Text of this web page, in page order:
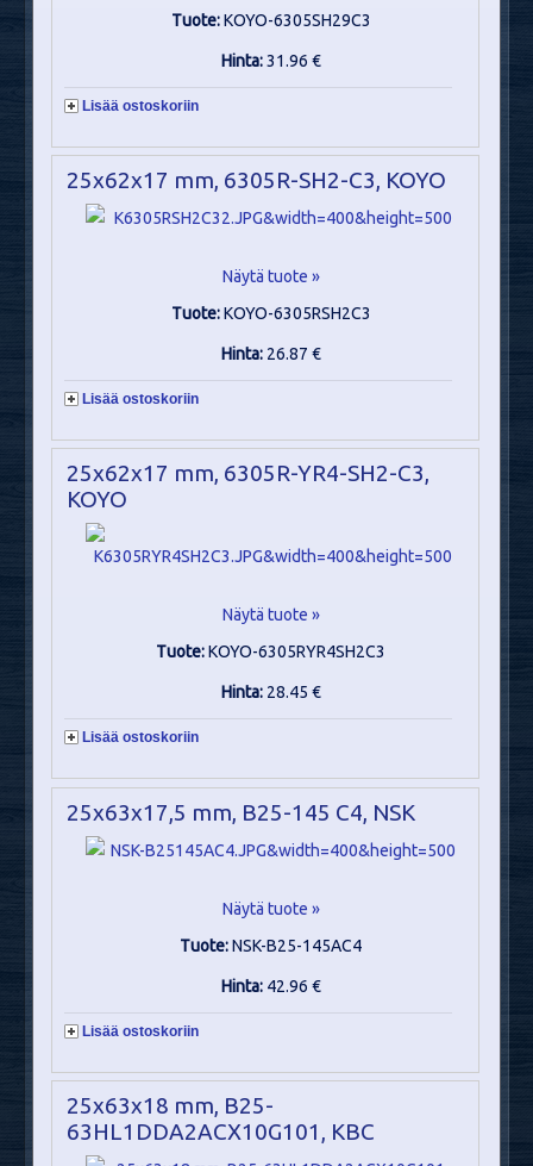
Tuote:KOYO-6305SH29C3
Hinta:31.96 €
Lisää ostoskoriin
25x62x17 mm, 6305R-SH2-C3, KOYO
Näytä tuote »
Tuote:KOYO-6305RSH2C3
Hinta: 26.87 €
Lisää ostoskoriin
25x62x17 mm, 6305R-YR4-SH2-C3,
KOYO
Näytä tuote »
Tuote:KOYO-6305RYR4SH2C3
Hinta: 28.45 €
Lisää ostoskoriin
25x63x17,5 mm, B25-145 C4, NSK
Näytä tuote »
Tuote:NSK-B25-145AC4
Hinta: 42.96 €
Lisää ostoskoriin
25x63x18 mm, B25-
63HL1DDA2ACX10G101, KBC